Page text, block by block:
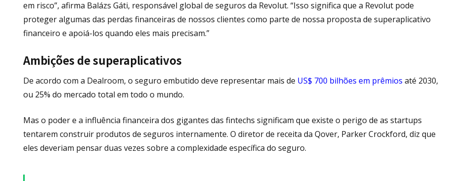
em risco”, afirma Balázs Gáti, responsável global de seguros da Revolut. “Isso significa que a Revolut pode
proteger algumas das perdas financeiras de nossos clientes como parte de nossa proposta de superaplicativo
financeiro e apoiá-los quando eles mais precisam.”
Ambições de superaplicativos
De acordo com a Dealroom, o seguro embutido deve representar mais de US$ 700 bilhões em prêmios até 2030,
ou 25% do mercado total em todo o mundo.
Mas o poder e a influência financeira dos gigantes das fintechs significam que existe o perigo de as startups
tentarem construir produtos de seguros internamente. O diretor de receita da Qover, Parker Crockford, diz que
eles deveriam pensar duas vezes sobre a complexidade específica do seguro.